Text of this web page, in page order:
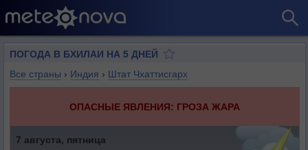
ПОГОДА В БХИЛАИ НА 5 ДНЕЙ
Все страны › Индия › Штат Чхаттисгарх
ОПАСНЫЕ ЯВЛЕНИЯ: ГРОЗА ЖАРА
7 августа, пятница